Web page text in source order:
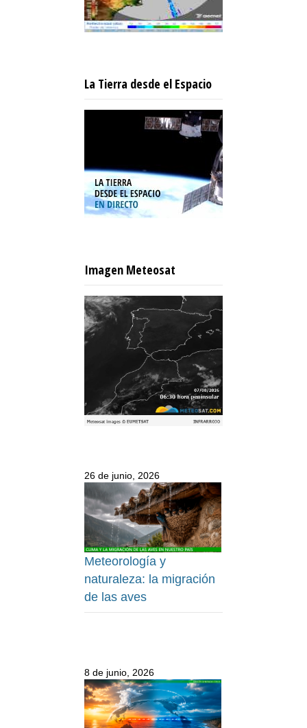
La Tierra desde el Espacio
Imagen Meteosat
26 de junio, 2026
Meteorología y
naturaleza: la migración
de las aves
8 de junio, 2026